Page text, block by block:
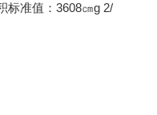
标准值： 3608㎝g 2/